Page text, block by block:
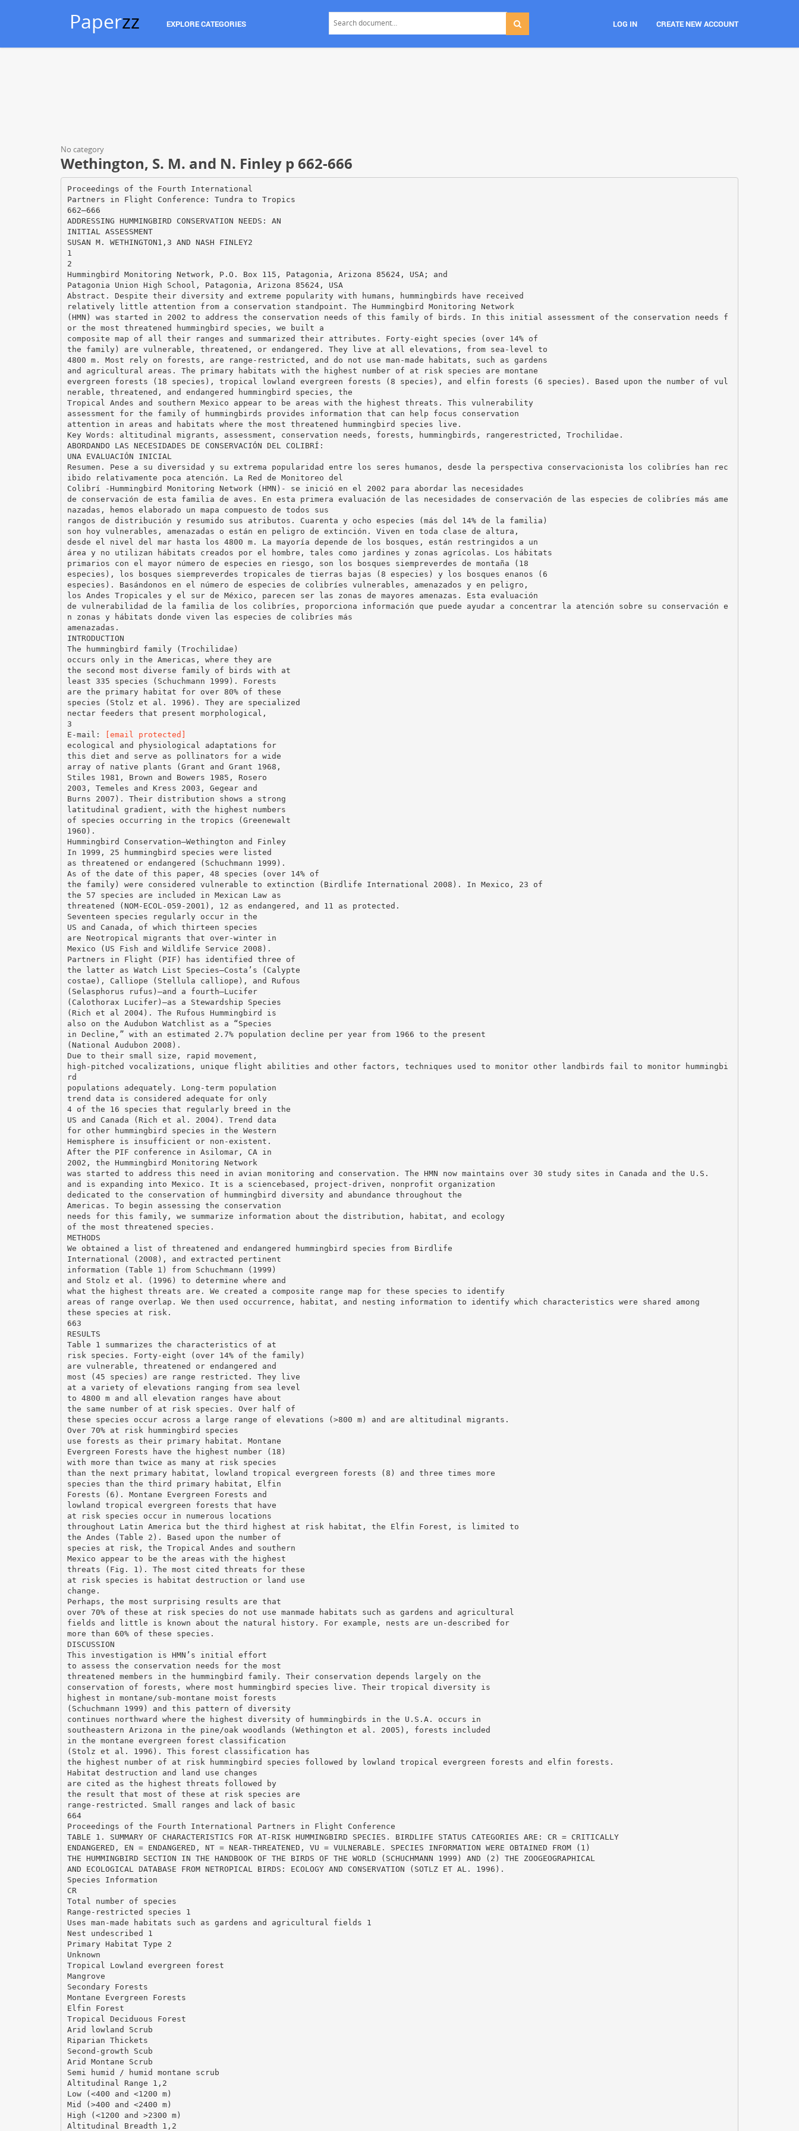
Paperzz EXPLORE CATEGORIES LOG IN CREATE NEW ACCOUNT
No category
Wethington, S. M. and N. Finley p 662-666
Proceedings of the Fourth International
Partners in Flight Conference: Tundra to Tropics
662–666
ADDRESSING HUMMINGBIRD CONSERVATION NEEDS: AN
INITIAL ASSESSMENT
SUSAN M. WETHINGTON1,3 AND NASH FINLEY2
1
2
Hummingbird Monitoring Network, P.O. Box 115, Patagonia, Arizona 85624, USA; and
Patagonia Union High School, Patagonia, Arizona 85624, USA
Abstract. Despite their diversity and extreme popularity with humans, hummingbirds have received
relatively little attention from a conservation standpoint. The Hummingbird Monitoring Network
(HMN) was started in 2002 to address the conservation needs of this family of birds. In this initial assessment of the conservation needs f
or the most threatened hummingbird species, we built a
composite map of all their ranges and summarized their attributes. Forty-eight species (over 14% of
the family) are vulnerable, threatened, or endangered. They live at all elevations, from sea-level to
4800 m. Most rely on forests, are range-restricted, and do not use man-made habitats, such as gardens
and agricultural areas. The primary habitats with the highest number of at risk species are montane
evergreen forests (18 species), tropical lowland evergreen forests (8 species), and elfin forests (6 species). Based upon the number of vul
nerable, threatened, and endangered hummingbird species, the
Tropical Andes and southern Mexico appear to be areas with the highest threats. This vulnerability
assessment for the family of hummingbirds provides information that can help focus conservation
attention in areas and habitats where the most threatened hummingbird species live.
Key Words: altitudinal migrants, assessment, conservation needs, forests, hummingbirds, rangerestricted, Trochilidae.
ABORDANDO LAS NECESIDADES DE CONSERVACIÓN DEL COLIBRÍ:
UNA EVALUACIÓN INICIAL
Resumen. Pese a su diversidad y su extrema popularidad entre los seres humanos, desde la perspectiva conservacionista los colibríes han rec
ibido relativamente poca atención. La Red de Monitoreo del
Colibrí -Hummingbird Monitoring Network (HMN)- se inició en el 2002 para abordar las necesidades
de conservación de esta familia de aves. En esta primera evaluación de las necesidades de conservación de las especies de colibríes más ame
nazadas, hemos elaborado un mapa compuesto de todos sus
rangos de distribución y resumido sus atributos. Cuarenta y ocho especies (más del 14% de la familia)
son hoy vulnerables, amenazadas o están en peligro de extinción. Viven en toda clase de altura,
desde el nivel del mar hasta los 4800 m. La mayoría depende de los bosques, están restringidos a un
área y no utilizan hábitats creados por el hombre, tales como jardines y zonas agrícolas. Los hábitats
primarios con el mayor número de especies en riesgo, son los bosques siempreverdes de montaña (18
especies), los bosques siempreverdes tropicales de tierras bajas (8 especies) y los bosques enanos (6
especies). Basándonos en el número de especies de colibríes vulnerables, amenazados y en peligro,
los Andes Tropicales y el sur de México, parecen ser las zonas de mayores amenazas. Esta evaluación
de vulnerabilidad de la familia de los colibríes, proporciona información que puede ayudar a concentrar la atención sobre su conservación e
n zonas y hábitats donde viven las especies de colibríes más
amenazadas.
INTRODUCTION
The hummingbird family (Trochilidae)
occurs only in the Americas, where they are
the second most diverse family of birds with at
least 335 species (Schuchmann 1999). Forests
are the primary habitat for over 80% of these
species (Stolz et al. 1996). They are specialized
nectar feeders that present morphological,
3
E-mail:
[email protected]